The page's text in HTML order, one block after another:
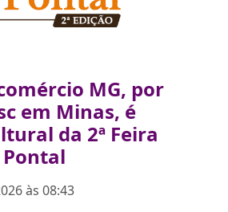
MG, por
em Minas, é
da 2ª Feira
Pontal
às 08:43